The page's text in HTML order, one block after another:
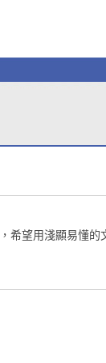
希望用淺顯易懂